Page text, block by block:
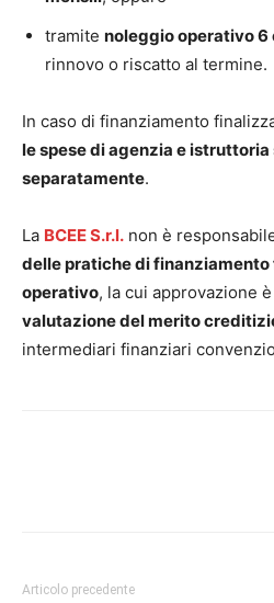
tramite noleggio operativo 6
rinnovo o riscatto al termine.
In caso di finanziamento
le spese di agenzia e
separatamente.
La BCEE S.r.l. non è
delle pratiche di
operativo, la cui approvazione
valutazione del merito
intermediari finanziari
Articolo precedente